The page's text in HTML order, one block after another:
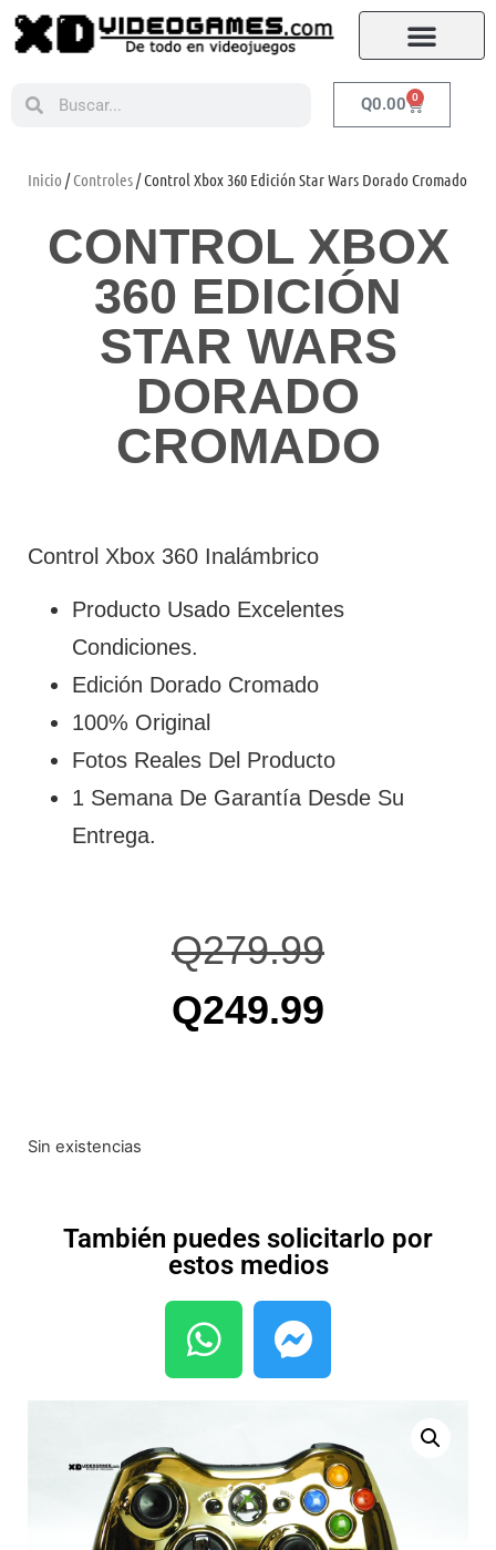
Q0.00 0
Inicio /Controles/ Control Xbox 360 Edición Star Wars Dorado Cromado
CONTROL XBOX
360 EDICIÓN
STAR WARS
DORADO
CROMADO
Control Xbox 360 Inalámbrico
Producto Usado Excelentes
Condiciones.
Edición Dorado Cromado
100% Original
Fotos Reales Del Producto
1 Semana De Garantía Desde Su
Entrega.
Q279.99
Q249.99
Sin existencias
También puedes solicitarlo por
estos medios